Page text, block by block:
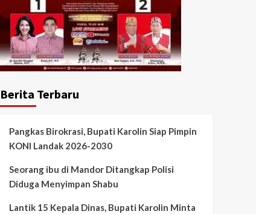
Berita Terbaru
Pangkas Birokrasi, Bupati Karolin Siap Pimpin
KONI Landak 2026-2030
Seorang ibu di Mandor Ditangkap Polisi
Diduga Menyimpan Shabu
Lantik 15 Kepala Dinas, Bupati Karolin Minta